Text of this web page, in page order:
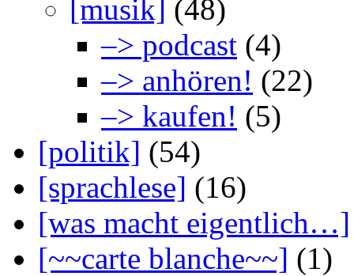
[musik] (48)
–> podcast (4)
–> anhören! (22)
–> kaufen! (5)
[politik] (54)
[sprachlese] (16)
[was macht eigentlich…]
[~~carte blanche~~] (1)